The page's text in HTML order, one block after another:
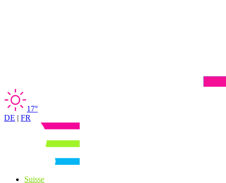
17°
DE | FR
Suisse